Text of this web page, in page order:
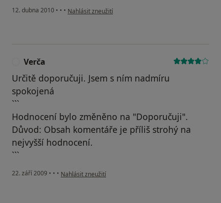
12. dubna 2010 • • • podle názoru uživatele Pacient
Nahlásit zneužití
Verča
Určitě doporučuji. Jsem s ním nadmíru
spokojená
```
Hodnocení bylo změněno na "Doporučuji".
Důvod: Obsah komentáře je příliš strohý na
nejvyšší hodnocení.
```
22. září 2009 • • • podle názoru uživatele Verča
Nahlásit zneužití